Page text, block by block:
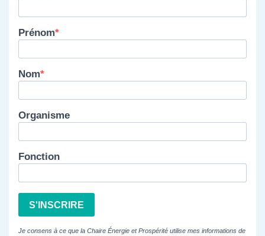
Prénom
Nom
Organisme
Fonction
S'INSCRIRE
Je consens à ce que la Chaire Énergie et Prospérité utilise mes informations de